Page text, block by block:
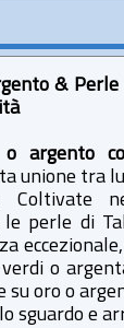
& Perle
argento
unione tra
Coltivate
le perle di
o
oro o
sguardo e